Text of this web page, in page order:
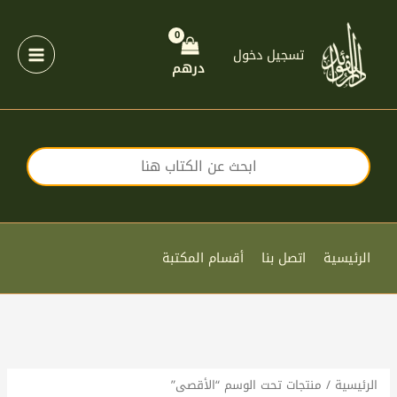
المحتوى
تسجيل دخول
درهم
الرئيسية اتصل بنا أقسام المكتبة
الرئيسية / منتجات تحت الوسم “الأقصى”